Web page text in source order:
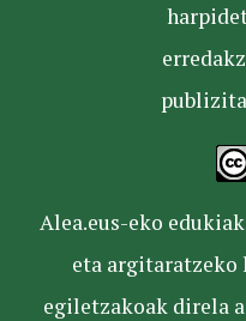
Alea.eus-eko
eta argitaratzeko
egiletzakoak direla